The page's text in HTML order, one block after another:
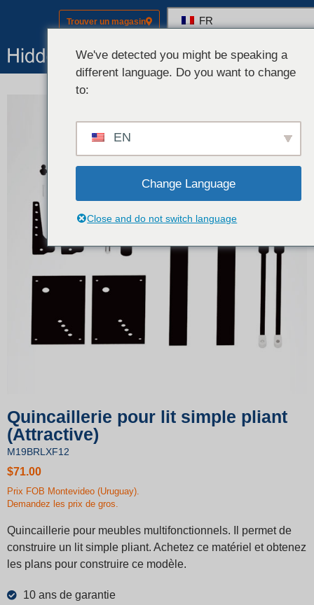
Trouver un magasin FR
Quincaillerie pour lit simple pliant
(Attractive)
M19BRLXF12
$71.00
Prix ​​FOB Montevideo (Uruguay).
Demandez les prix de gros.
Quincaillerie pour meubles multifonctionnels. Il permet de
construire un lit simple pliant. Achetez ce matériel et obtenez
les plans pour construire ce modèle.
10 ans de garantie
We've detected you might be speaking a
different language. Do you want to change
to:
EN
Change Language
Close and do not switch language